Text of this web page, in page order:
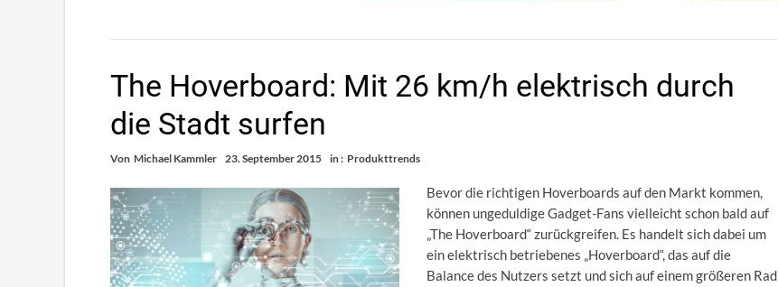
The Hoverboard: Mit 26 km/h elektrisch durch
die Stadt surfen
Von Michael Kammler 23. September 2015 in : Produkttrends
Bevor die richtigen Hoverboards auf den Markt kommen,
können ungeduldige Gadget-Fans vielleicht schon bald auf
„The Hoverboard“ zurückgreifen. Es handelt sich dabei um
ein elektrisch betriebenes „Hoverboard“, das auf die
Balance des Nutzers setzt und sich auf einem größeren Rad